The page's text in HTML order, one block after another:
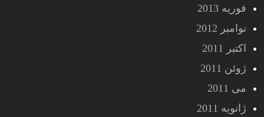
فوریه 2013
نوامبر 2012
اکتبر 2011
ژوئن 2011
می 2011
ژانویه 2011